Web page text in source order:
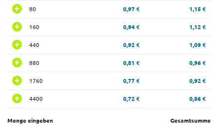
80 0,97 € 1,15 €
160 0,94 € 1,12 €
440 0,92 € 1,09 €
880 0,81 € 0,96 €
1760 0,77 € 0,92 €
4400 0,72 € 0,86 €
Menge eingeben Gesamtsumme